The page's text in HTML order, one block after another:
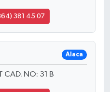
381 45 07
Alaca
CAD. NO: 31 B